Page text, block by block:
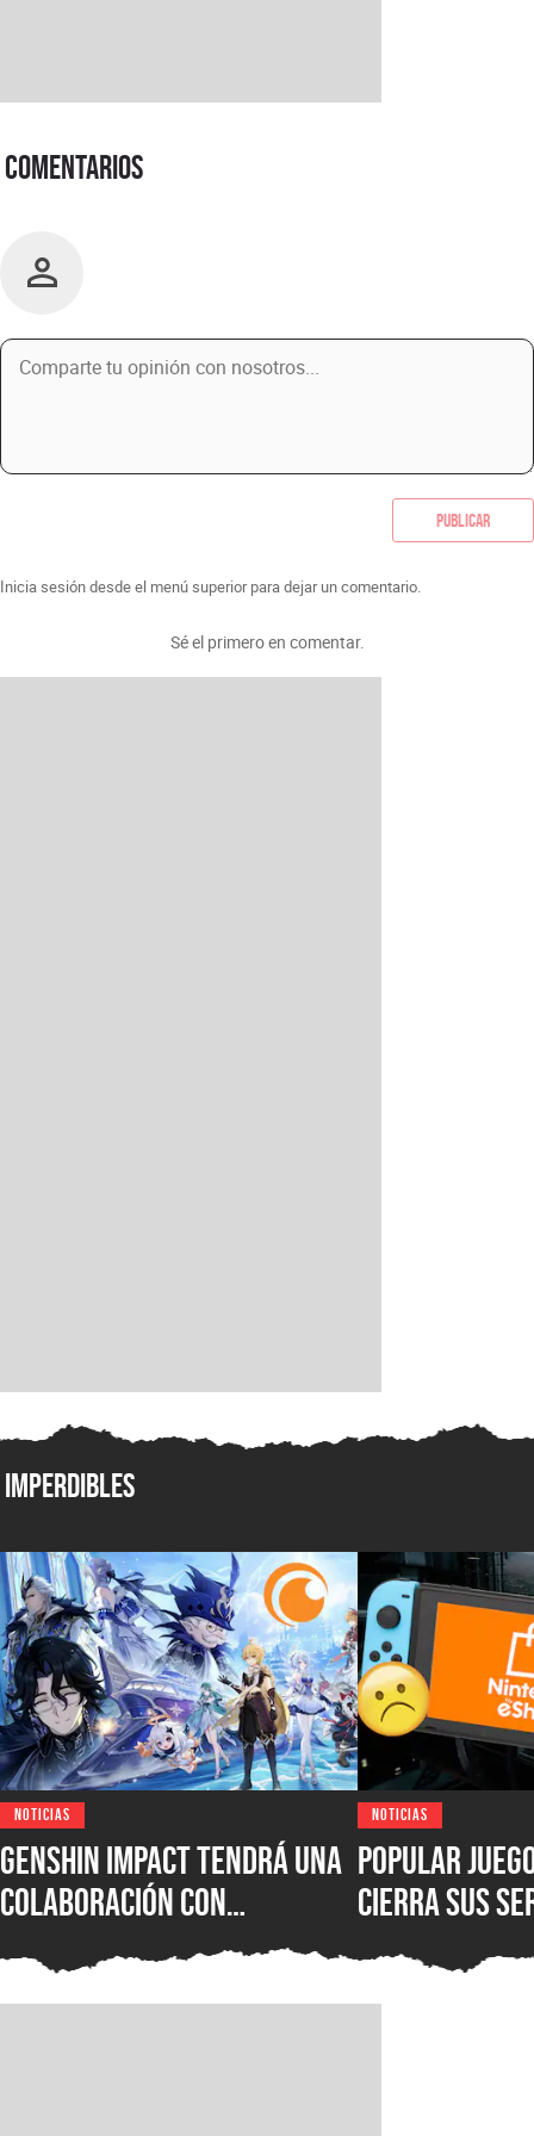
Comentarios
Publicar
Inicia sesión desde el menú superior para dejar un comentario.
Sé el primero en comentar.
Imperdibles
NOTICIAS
Genshin Impact tendrá una
colaboración con
Crunchyroll y regalará
recompensas exclusivas a
NOTICIAS
Popular
cierra sus
siempre en
y ya es